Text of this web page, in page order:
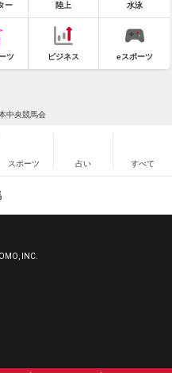
ー 陸上 水泳
ツ ビジネス eスポーツ
中央競馬会
スポーツ 占い すべて
INC.